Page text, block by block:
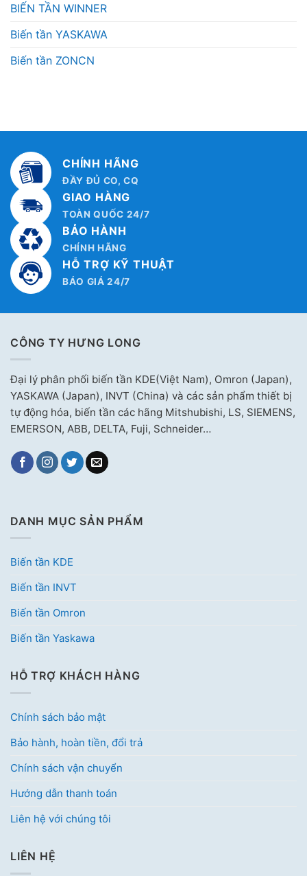
BIẾN TẦN WINNER
Biến tần YASKAWA
Biến tần ZONCN
CHÍNH HÃNG
ĐẦY ĐỦ CO, CQ
GIAO HÀNG
TOÀN QUỐC 24/7
BẢO HÀNH
CHÍNH HÃNG
HỖ TRỢ KỸ THUẬT
BÁO GIÁ 24/7
CÔNG TY HƯNG LONG
Đại lý phân phối biến tần KDE(Việt Nam), Omron (Japan),
YASKAWA (Japan), INVT (China) và các sản phẩm thiết bị
tự động hóa, biến tần các hãng Mitshubishi, LS, SIEMENS,
EMERSON, ABB, DELTA, Fuji, Schneider…
DANH MỤC SẢN PHẨM
Biến tần KDE
Biến tần INVT
Biến tần Omron
Biến tần Yaskawa
HỖ TRỢ KHÁCH HÀNG
Chính sách bảo mật
Bảo hành, hoàn tiền, đổi trả
Chính sách vận chuyển
Hướng dẫn thanh toán
Liên hệ với chúng tôi
LIÊN HỆ